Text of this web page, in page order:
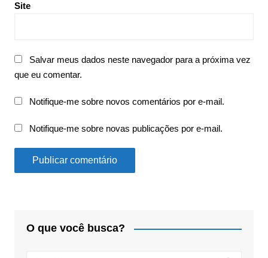
Site
Salvar meus dados neste navegador para a próxima vez
que eu comentar.
Notifique-me sobre novos comentários por e-mail.
Notifique-me sobre novas publicações por e-mail.
O que você busca?